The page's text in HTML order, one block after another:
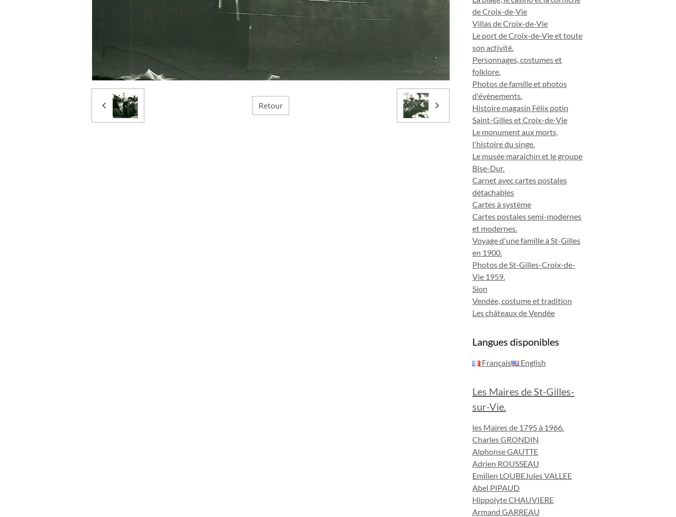
Retour
de Croix-de-Vie
Villas de Croix-de-Vie
Le port de Croix-de-Vie et toute
son activité.
Personnages, costumes et
folklore.
Photos de famille et photos
d'évènements.
Histoire magasin Félix potin
Saint-Gilles et Croix-de-Vie
Le monument aux morts,
l'histoire du singe.
Le musée maraichin et le groupe
Bise-Dur.
Carnet avec cartes postales
détachables
Cartes à système
Cartes postales semi-modernes
et modernes.
Voyage d'une famille à St-Gilles
en 1900.
Photos de St-Gilles-Croix-de-
Vie 1959.
Sion
Vendée, costume et tradition
Les châteaux de Vendée
Langues disponibles
Français English
Les Maires de St-Gilles-
sur-Vie.
les Maires de 1795 à 1966.
Charles GRONDIN
Alphonse GAUTTE
Adrien ROUSSEAU
Emilien LOUBEJules VALLEE
Abel PIPAUD
Hippolyte CHAUVIERE
Armand GARREAU